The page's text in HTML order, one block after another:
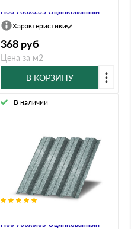
Н60 700х0.35 Оцинкованный
Характеристики
368 руб
Цена за м2
В КОРЗИНУ
Н60 900х0.35 Оцинкованный
В наличии